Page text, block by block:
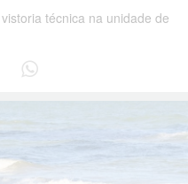
técnica na unidade de